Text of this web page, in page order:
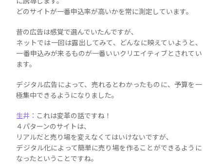
どのサイトが一番申込率が高いかを常に測定しています。
昔の広告は感覚で選んでいたんですが、
ネットでは一回は露出してみて、どんなに映えていようと、
一番申込みが来るものが一番いいクリエイティブとされてい
ます。
デジタル広告によって、売れるとわかったものに、予算を一
極集中できるようになりました。
生井： これは変革の話ですね！
４パターンのサイトは、
リアルだと売り場を変えなくてはいけないですが、
デジタル化によって簡単に売り場を作ることができるように
なったということですね。